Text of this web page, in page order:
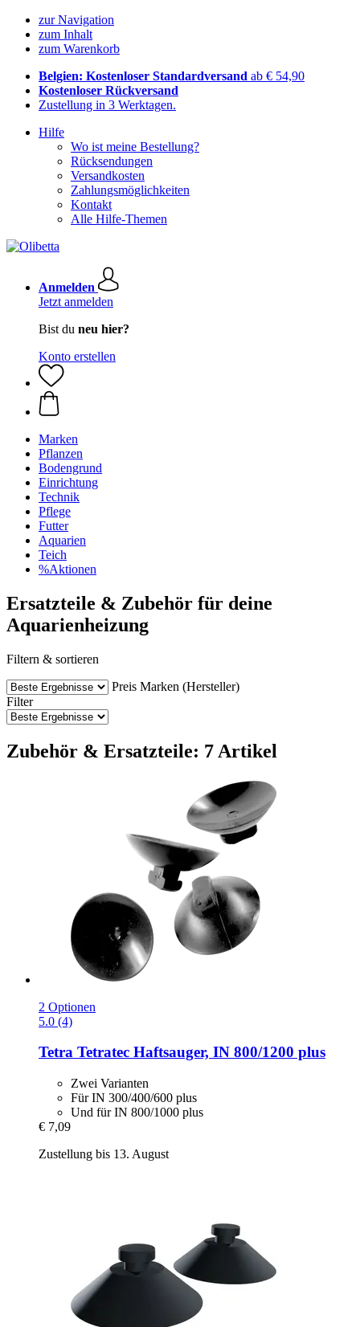
zur Navigation
zum Inhalt
zum Warenkorb
Belgien: Kostenloser Standardversand ab € 54,90
Kostenloser Rückversand
Zustellung in 3 Werktagen.
Hilfe
Wo ist meine Bestellung?
Rücksendungen
Versandkosten
Zahlungsmöglichkeiten
Kontakt
Alle Hilfe-Themen
Anmelden
Jetzt anmelden
Bist du neu hier?
Konto erstellen
Marken
Pflanzen
Bodengrund
Einrichtung
Technik
Pflege
Futter
Aquarien
Teich
%Aktionen
Ersatzteile & Zubehör für deine
Aquarienheizung
Filtern & sortieren
Preis Marken (Hersteller)
Filter
Zubehör & Ersatzteile: 7 Artikel
2 Optionen
5.0 (4)
Tetra Tetratec Haftsauger, IN 800/1200 plus
Zwei Varianten
Für IN 300/400/600 plus
Und für IN 800/1000 plus
€ 7,09
Zustellung bis 13. August